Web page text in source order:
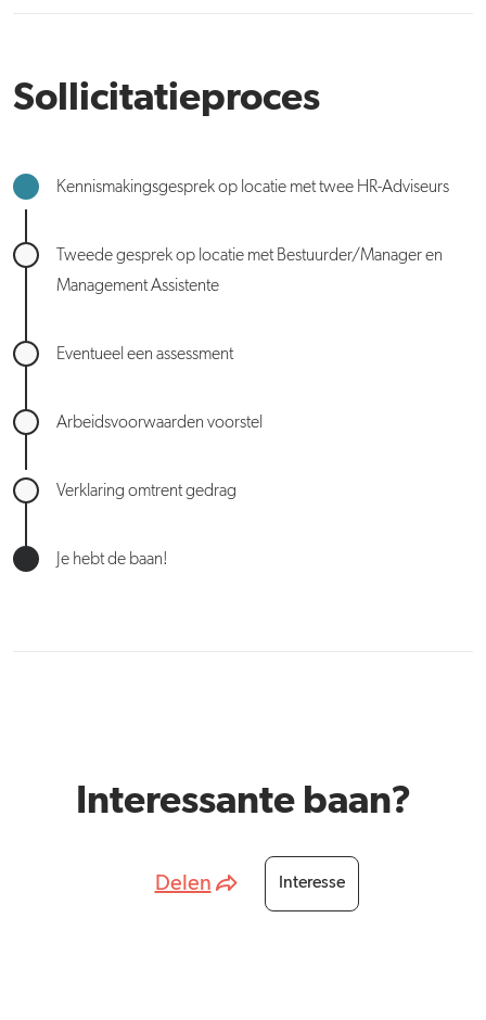
Sollicitatieproces
Kennismakingsgesprek op locatie met twee HR-Adviseurs
Tweede gesprek op locatie met Bestuurder/Manager en
Management Assistente
Eventueel een assessment
Arbeidsvoorwaarden voorstel
Verklaring omtrent gedrag
Je hebt de baan!
Interessante baan?
Delen Interesse